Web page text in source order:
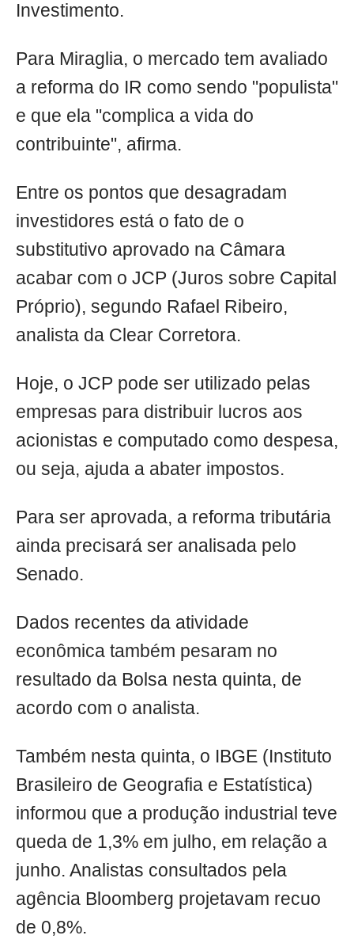
Investimento.
Para Miraglia, o mercado tem avaliado
a reforma do IR como sendo "populista"
e que ela "complica a vida do
contribuinte", afirma.
Entre os pontos que desagradam
investidores está o fato de o
substitutivo aprovado na Câmara
acabar com o JCP (Juros sobre Capital
Próprio), segundo Rafael Ribeiro,
analista da Clear Corretora.
Hoje, o JCP pode ser utilizado pelas
empresas para distribuir lucros aos
acionistas e computado como despesa,
ou seja, ajuda a abater impostos.
Para ser aprovada, a reforma tributária
ainda precisará ser analisada pelo
Senado.
Dados recentes da atividade
econômica também pesaram no
resultado da Bolsa nesta quinta, de
acordo com o analista.
Também nesta quinta, o IBGE (Instituto
Brasileiro de Geografia e Estatística)
informou que a produção industrial teve
queda de 1,3% em julho, em relação a
junho. Analistas consultados pela
agência Bloomberg projetavam recuo
de 0,8%.